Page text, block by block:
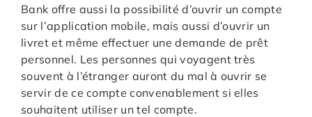
Bank offre aussi la possibilité d’ouvrir un compte
sur l’application mobile, mais aussi d’ouvrir un
livret et même effectuer une demande de prêt
personnel. Les personnes qui voyagent très
souvent à l’étranger auront du mal à ouvrir se
servir de ce compte convenablement si elles
souhaitent utiliser un tel compte.